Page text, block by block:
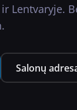
Lentvaryje.
Salonų